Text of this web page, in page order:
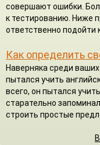
совершают ошибки.
к тестированию. Ниже
ответственно подойти
Как определить
Наверняка среди
пытался учить
всего, он пытался
старательно
строить простые